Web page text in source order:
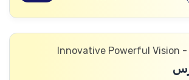
Innovative Powerful Vision -